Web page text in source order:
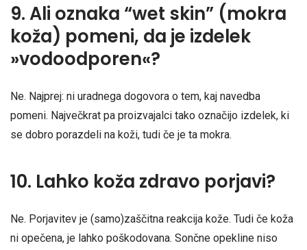
9. Ali oznaka “wet skin” (mokra
koža) pomeni, da je izdelek
»vodoodporen«?
Ne. Najprej: ni uradnega dogovora o tem, kaj navedba
pomeni. Največkrat pa proizvajalci tako označijo izdelek, ki
se dobro porazdeli na koži, tudi če je ta mokra.
10. Lahko koža zdravo porjavi?
Ne. Porjavitev je (samo)zaščitna reakcija kože. Tudi če koža
ni opečena, je lahko poškodovana. Sončne opekline niso